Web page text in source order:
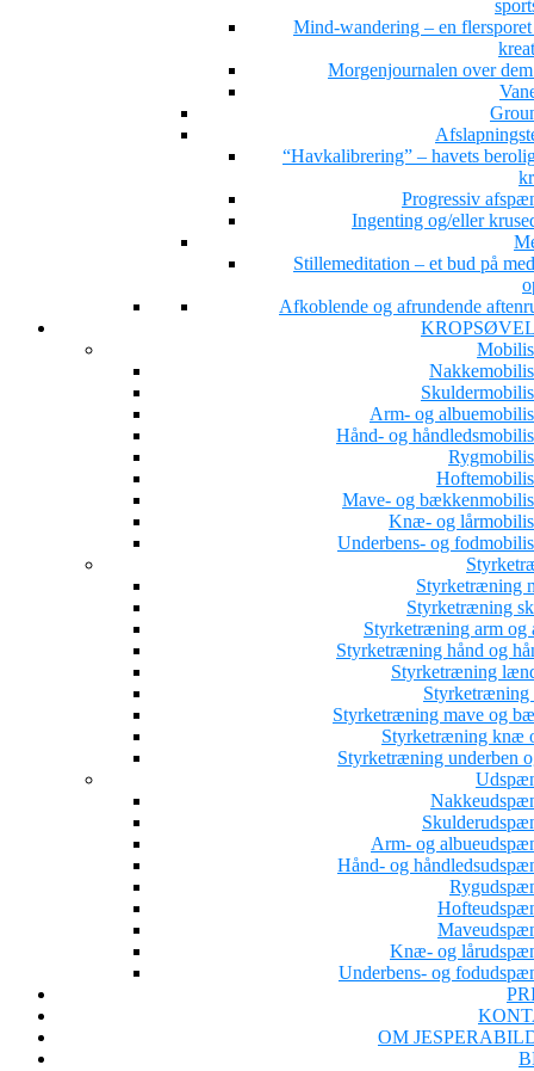
Mind-wandering – en
Morgenjournalen over
“Havkalibrering” – havets
Progressiv
Ingenting og/eller
Stillemeditation – et bud på
Afkoblende og afrundende
Arm- og
Hånd- og
Mave- og
Knæ- og
Underbens- og
Styrketræning
Styrketræning
Styrketræning arm og
Styrketræning hånd og
Styrketræning
Styrketræning
Styrketræning mave og
Styrketræning knæ
Styrketræning underben
Arm- og
Hånd- og
Knæ- og
Underbens- og
OM